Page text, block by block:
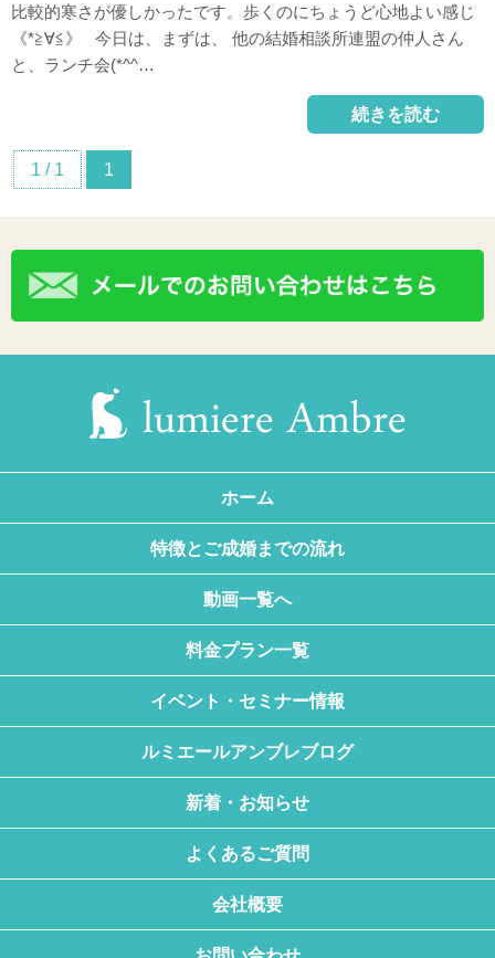
比較的寒さが優しかったです。歩くのにちょうど心地よい感じ
《*≧∀≦》 今日は、まずは、 他の結婚相談所連盟の仲人さん
と、ランチ会(*^^…
続きを読む
1 / 1 1
ホーム
特徴とご成婚までの流れ
動画一覧へ
料金プラン一覧
イベント・セミナー情報
ルミエールアンブレブログ
新着・お知らせ
よくあるご質問
会社概要